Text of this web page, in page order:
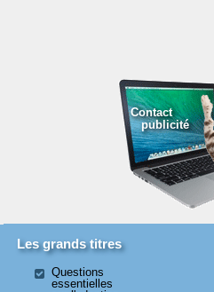
Contact
publicité
Les grands titres
Questions
essentielles